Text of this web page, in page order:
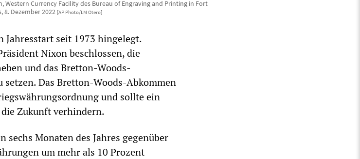
Western Currency Facility des Bureau of Engraving and Printing in Fort
8. Dezember 2022 [AP Photo/LM Otero]
Jahresstart seit 1973 hingelegt.
Nixon beschlossen, die
und das Bretton-Woods-
Das Bretton-Woods-Abkommen
und sollte ein
Zukunft verhindern.
Monaten des Jahres gegenüber
um mehr als 10 Prozent